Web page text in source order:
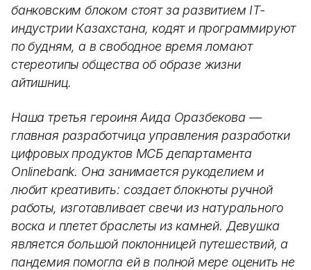
банковским блоком стоят за развитием IT-
индустрии Казахстана, кодят и программируют
по будням, а в свободное время ломают
стереотипы общества об образе жизни
айтишниц.
Наша третья героиня Аида Оразбекова —
главная разработчица управления разработки
цифровых продуктов МСБ департамента
Onlinebank. Она занимается рукоделием и
любит креативить: создает блокноты ручной
работы, изготавливает свечи из натурального
воска и плетет браслеты из камней. Девушка
является большой поклонницей путешествий, а
пандемия помогла ей в полной мере оценить не